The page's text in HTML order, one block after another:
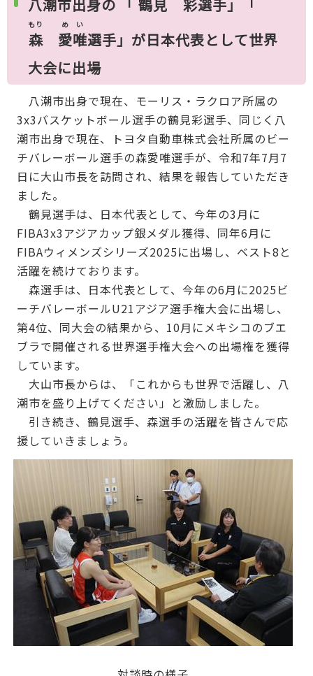
八潮市出身の 「 鶴見 彩選手」「
森
もり
愛唯
めい
選手」が日本代表として世界
大会に出場
八潮市出身で現在、モーリス・ラクロア所属の
3x3バスケットボール選手の鶴見彩選手、同じく八
潮市出身で現在、トヨタ自動車株式会社所属のビー
チバレーボール選手の森愛唯選手が、令和7年7月7
日に大山市長を訪問され、結果を報告していただき
ました。
鶴見選手は、日本代表として、今年の3月に
FIBA3x3アジアカップ銀メダル獲得、同年6月に
FIBAウィメンズシリーズ2025に出場し、ベスト8と
活躍を続けております。
森選手は、日本代表として、今年の6月に2025ビ
ーチバレーボールU21アジア選手権大会に出場し、
第4位、同大会の結果から、10月にメキシコのブエ
ブラで開催される世界選手権大会への出場権を獲得
しています。
大山市長からは、「これからも世界で活躍し、八
潮市を盛り上げてください」と激励しました。
引き続き、鶴見選手、森選手の活躍を皆さんで応
援していきましょう。